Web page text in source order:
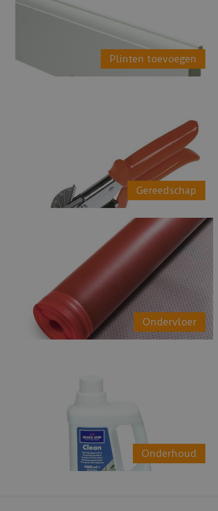
Plinten toevoegen
Gereedschap
Ondervloer
Onderhoud